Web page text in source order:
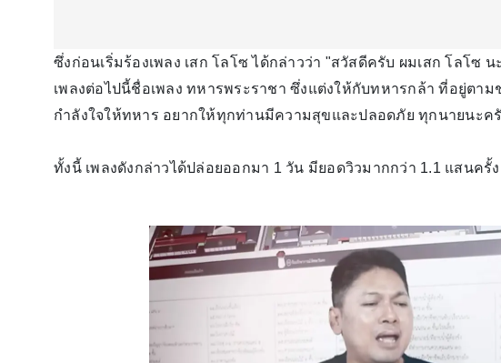
ซึ่งก่อนเริ่มร้องเพลง เสก โลโซ ได้กล่าวว่า "สวัสดีครับ ผมเสก โลโซ
เพลงต่อไปนี้ชื่อเพลง ทหารพระราชา ซึ่งแต่งให้กับทหารกล้า ที่อยู่ตา
กำลังใจให้ทหาร อยากให้ทุกท่านมีความสุขและปลอดภัย ทุกนายนะค
ทั้งนี้ เพลงดังกล่าวได้ปล่อยออกมา 1 วัน มียอดวิวมากกว่า 1.1 แสนครั้ง